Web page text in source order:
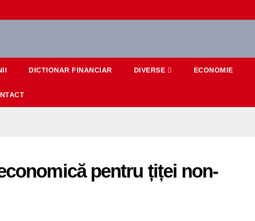
DICTIONAR FINANCIAR DIVERSE ECONOMIE
pentru țiței non-